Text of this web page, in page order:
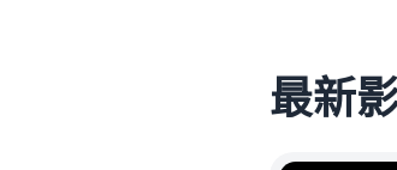
最新